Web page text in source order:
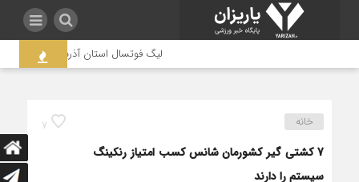
لیگ فوتسال استان آذربایجان غربی
7 خانه
7 کشتی گیر کشورمان شانس کسب امتیاز رنکینگ
سیستم را دارند